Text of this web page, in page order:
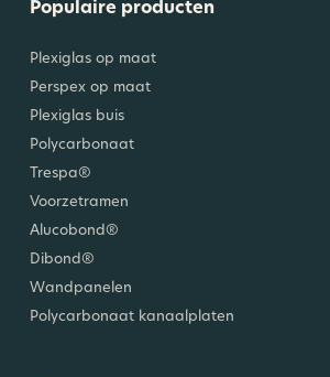
Populaire producten
Plexiglas op maat
Perspex op maat
Plexiglas buis
Polycarbonaat
Trespa®
Voorzetramen
Alucobond®
Dibond®
Wandpanelen
Polycarbonaat kanaalplaten